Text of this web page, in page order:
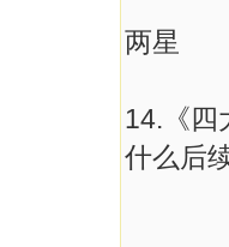
两星
14.《四
什么后